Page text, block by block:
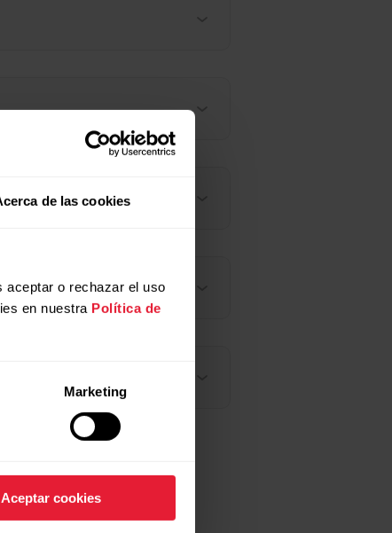
de las cookies
aceptar o rechazar el uso
en nuestra Política de
Marketing
Aceptar cookies